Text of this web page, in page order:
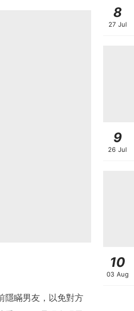
隱瞞男友，以免對方
8
27 Jul
9
26 Jul
10
03 Aug